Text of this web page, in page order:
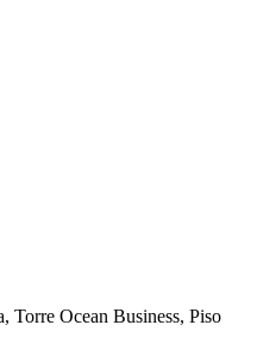
Torre Ocean Business, Piso